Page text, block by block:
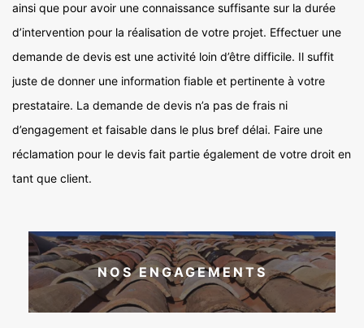
ainsi que pour avoir une connaissance suffisante sur la durée
d’intervention pour la réalisation de votre projet. Effectuer une
demande de devis est une activité loin d’être difficile. Il suffit
juste de donner une information fiable et pertinente à votre
prestataire. La demande de devis n’a pas de frais ni
d’engagement et faisable dans le plus bref délai. Faire une
réclamation pour le devis fait partie également de votre droit en
tant que client.
NOS ENGAGEMENTS